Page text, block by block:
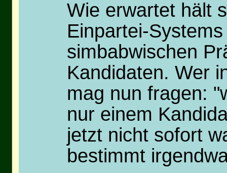
Wie erwartet hält
Einpartei-
simbabwischen
Kandidaten. Wer
mag nun fragen:
nur einem
jetzt nicht sofort
bestimmt